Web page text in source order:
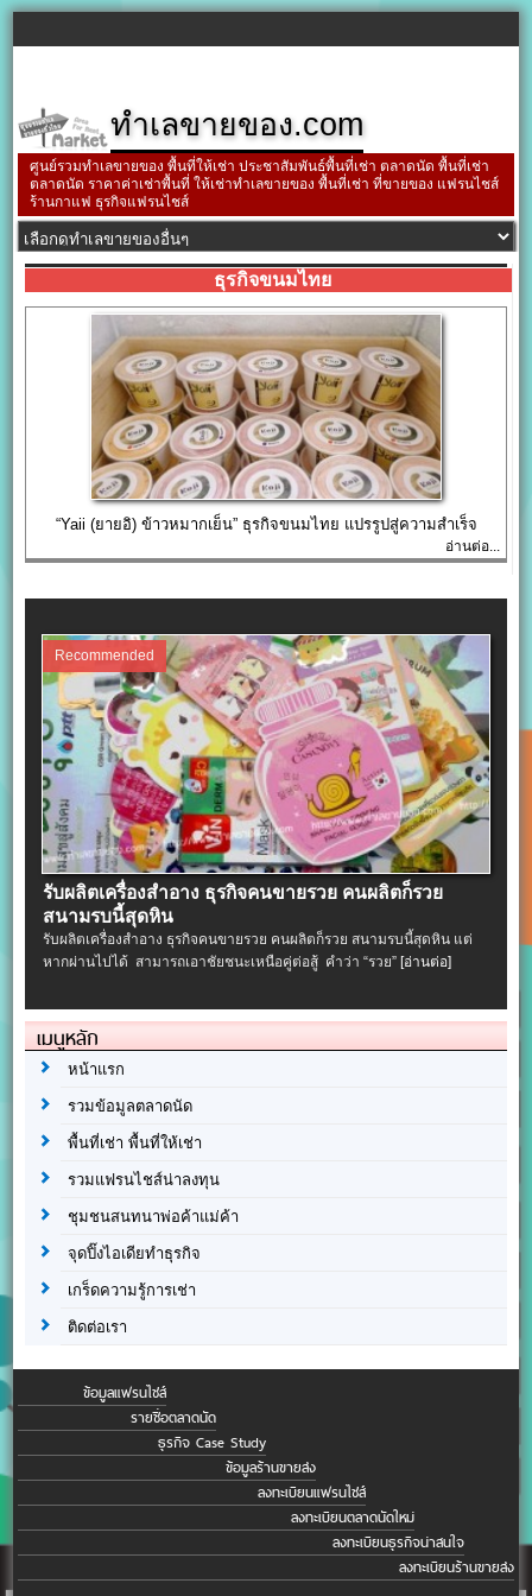
ทำเลขายของ.com
ศูนย์รวมทำเลขายของ พื้นที่ให้เช่า ประชาสัมพันธ์พื้นที่เช่า ตลาดนัด พื้นที่เช่า
ตลาดนัด ราคาค่าเช่าพื้นที่ ให้เช่าทำเลขายของ พื้นที่เช่า ที่ขายของ แฟรนไชส์
ร้านกาแฟ ธุรกิจแฟรนไชส์
ธุรกิจขนมไทย
“Yaii (ยายอิ) ข้าวหมากเย็น” ธุรกิจขนมไทย แปรรูปสู่ความสำเร็จ
อ่านต่อ...
Recommended
รับผลิตเครื่องสําอาง ธุรกิจคนขายรวย คนผลิตก็รวย
สนามรบนี้สุดหิน
รับผลิตเครื่องสําอาง ธุรกิจคนขายรวย คนผลิตก็รวย สนามรบนี้สุดหิน แต่
หากผ่านไปได้ สามารถเอาชัยชนะเหนือคู่ต่อสู้ คำว่า “รวย”[อ่านต่อ]
เมนูหลัก
หน้าแรก
รวมข้อมูลตลาดนัด
พื้นที่เช่า พื้นที่ให้เช่า
รวมแฟรนไชส์น่าลงทุน
ชุมชนสนทนาพ่อค้าแม่ค้า
จุดปิ๊งไอเดียทำธุรกิจ
เกร็ดความรู้การเช่า
ติดต่อเรา
ข้อมูลแฟรนไชส์
รายชื่อตลาดนัด
ธุรกิจ Case Study
ข้อมูลร้านขายส่ง
ลงทะเบียนแฟรนไชส์
ลงทะเบียนตลาดนัดใหม่
ลงทะเบียนธุรกิจน่าสนใจ
ลงทะเบียนร้านขายส่ง